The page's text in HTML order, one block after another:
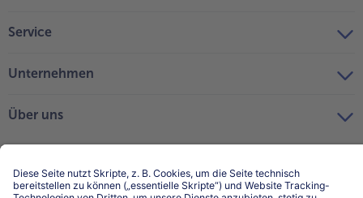
Service
Unternehmen
Über uns